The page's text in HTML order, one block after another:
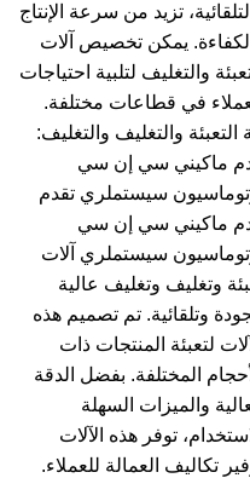
تزيد من سرعة الإنتاج
يمكن تخصيص آلات
والتغليف لتلبية احتياجات
في قطاعات مختلفة.
التعبئة والتغليف والتغليف:
ماكيني سي إن سي
سيستملري تقدم
ماكيني سي إن سي
سيستملري آلات
وتغليف وتغليف عالية
وتلقائية. تم تصميم هذه
لتعبئة المنتجات ذات
المختلفة. بفضل الدقة
والميزات السهلة
توفر هذه الآلات
تكاليف العمالة للعملاء.